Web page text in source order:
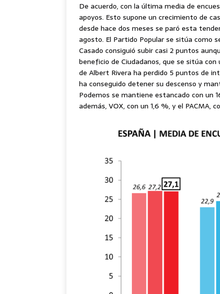
De acuerdo, con la última media de
apoyos. Esto supone un crecimiento de
desde hace dos meses se paró esta
agosto. El Partido Popular se sitúa como
Casado consiguió subir casi 2 puntos
beneficio de Ciudadanos, que se sitúa
de Albert Rivera ha perdido 5 puntos de
ha conseguido detener su descenso y
Podemos se mantiene estancado con un
además, VOX, con un 1,6 %, y el PACMA,